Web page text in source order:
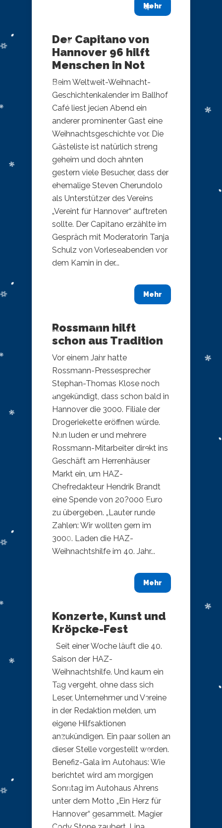
Mehr
Der Capitano von
Hannover 96 hilft
Menschen in Not
Beim Weltweit-Weihnacht-
Geschichtenkalender im Ballhof
Café liest jeden Abend ein
anderer prominenter Gast eine
Weihnachtsgeschichte vor. Die
Gästeliste ist natürlich streng
geheim und doch ahnten
gestern viele Besucher, dass der
ehemalige Steven Cherundolo
als Unterstützer des Vereins
„Vereint für Hannover“ auftreten
sollte. Der Capitano erzählte im
Gespräch mit Moderatorin Tanja
Schulz von Vorleseabenden vor
dem Kamin in der...
Mehr
Rossmann hilft
schon aus Tradition
Vor einem Jahr hatte
Rossmann-Pressesprecher
Stephan-Thomas Klose noch
angekündigt, dass schon bald in
Hannover die 3000. Filiale der
Drogeriekette eröffnen würde.
Nun luden er und mehrere
Rossmann-Mitarbeiter direkt ins
Geschäft am Herrenhäuser
Markt ein, um HAZ-
Chefredakteur Hendrik Brandt
eine Spende von 20?000 Euro
zu übergeben. „Lauter runde
Zahlen: Wir wollten gern im
3000. Laden die HAZ-
Weihnachtshilfe im 40. Jahr...
Mehr
Konzerte, Kunst und
Kröpcke-Fest
Seit einer Woche läuft die 40.
Saison der HAZ-
Weihnachtshilfe. Und kaum ein
Tag vergeht, ohne dass sich
Leser, Unternehmer und Vereine
in der Redaktion melden, um
eigene Hilfsaktionen
anzukündigen. Ein paar sollen an
dieser Stelle vorgestellt werden.
Benefiz-Gala im Autohaus: Wie
berichtet wird am morgigen
Sonntag im Autohaus Ahrens
unter dem Motto „Ein Herz für
Hannover“ gesammelt. Magier